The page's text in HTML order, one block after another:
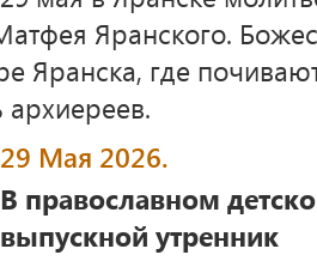
Яранского.
Яранска, где
архиереев.
29 Мая 2026.
В православном
выпускной утренник